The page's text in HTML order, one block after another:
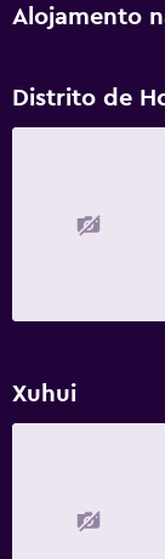
Alojamento
Distrito de
Xuhui